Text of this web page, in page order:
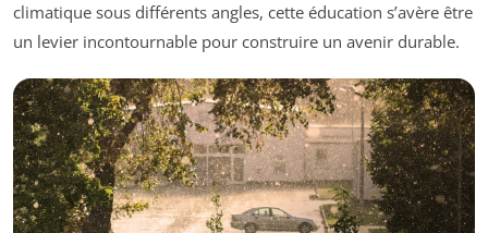
climatique sous différents angles, cette éducation s’avère être
un levier incontournable pour construire un avenir durable.